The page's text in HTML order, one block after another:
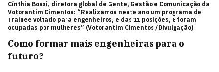
Cínthia Bossi, diretora global de Gente, Gestão e Comunicação da
Votorantim Cimentos: “Realizamos neste ano um programa de
Trainee voltado para engenheiros, e das 11 posições, 8 foram
ocupadas por mulheres” (Votorantim Cimentos /Divulgação)
Como formar mais engenheiras para o
futuro?